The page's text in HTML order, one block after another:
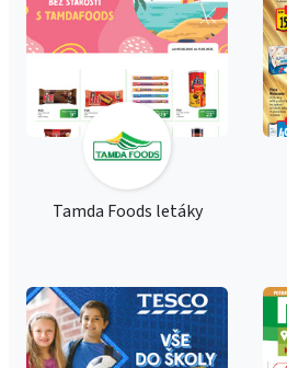
Tamda Foods letáky